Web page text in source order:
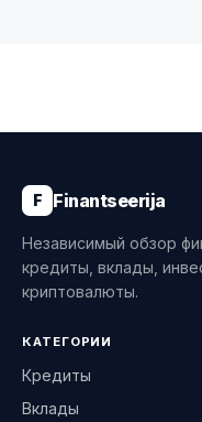
F Finantseerija
Независимый обзор
кредиты, вклады,
криптовалюты.
КАТЕГОРИИ
Кредиты
Вклады